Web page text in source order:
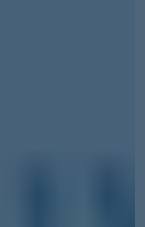
Browser für